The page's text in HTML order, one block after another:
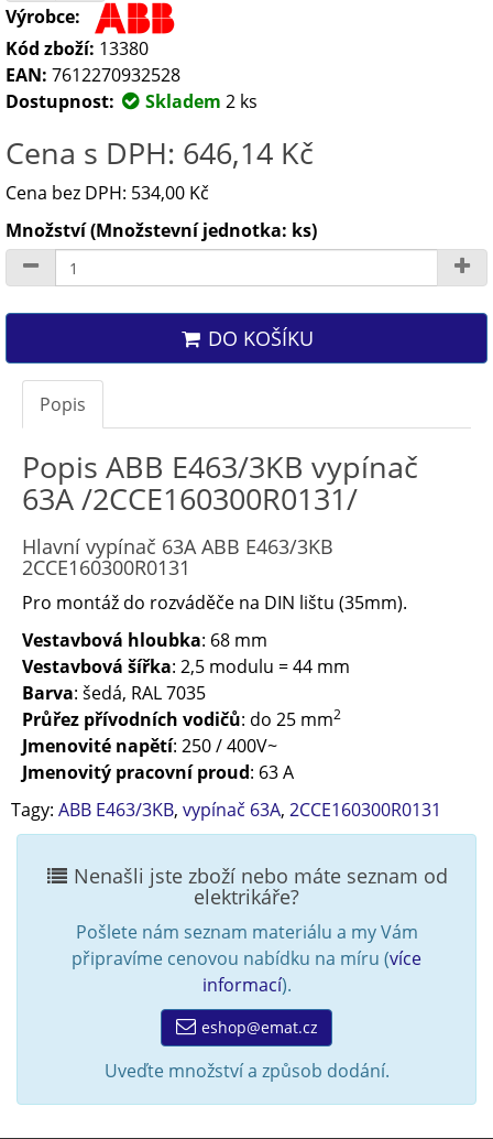
Výrobce:
Kód zboží: 13380
EAN: 7612270932528
Dostupnost:
Skladem 2 ks
Cena s DPH: 646,14 Kč
Cena bez DPH: 534,00 Kč
Množství (Množstevní jednotka: ks)
DO KOŠÍKU
Popis
Popis ABB E463/3KB vypínač
63A /2CCE160300R0131/
Hlavní vypínač 63A ABB E463/3KB
2CCE160300R0131
Pro montáž do rozváděče na DIN lištu (35mm).
Vestavbová hloubka: 68 mm
Vestavbová šířka: 2,5 modulu = 44 mm
Barva: šedá, RAL 7035
Průřez přívodních vodičů: do 25 mm2
Jmenovité napětí: 250 / 400V~
Jmenovitý pracovní proud: 63 A
Tagy: ABB E463/3KB, vypínač 63A, 2CCE160300R0131
Nenašli jste zboží nebo máte seznam od
elektrikáře?
Pošlete nám seznam materiálu a my Vám
připravíme cenovou nabídku na míru (více
informací).
eshop@emat.cz
Uveďte množství a způsob dodání.